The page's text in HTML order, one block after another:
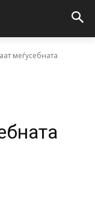
меѓусебната